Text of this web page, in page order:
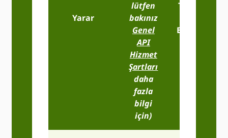
Yarar
lütfen
bakınız
Genel
API
Hizmet
Şartları
daha
fazla
bilgi
için)
Temel
Erişimi